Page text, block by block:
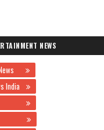
NEWS
India